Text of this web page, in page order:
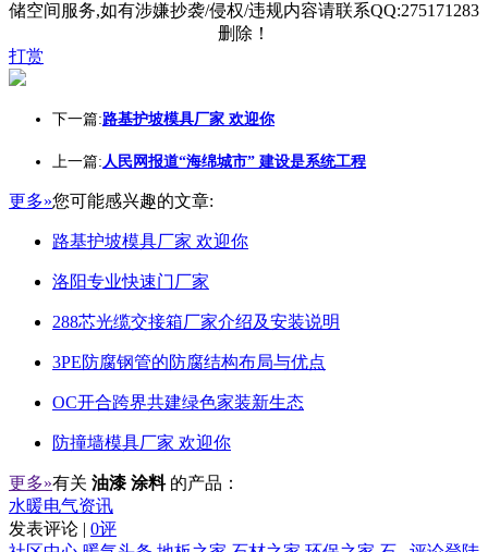
储空间服务,如有涉嫌抄袭/侵权/违规内容请联系QQ:275171283
删除！
打赏
下一篇:路基护坡模具厂家 欢迎你
上一篇: 人民网报道“海绵城市” 建设是系统工程
更多»您可能感兴趣的文章:
路基护坡模具厂家 欢迎你
洛阳专业快速门厂家
288芯光缆交接箱厂家介绍及安装说明
3PE防腐钢管的防腐结构布局与优点
OC开合跨界共建绿色家装新生态
防撞墙模具厂家 欢迎你
更多»有关 油漆 涂料 的产品：
水暖电气资讯
发表评论 | 0评